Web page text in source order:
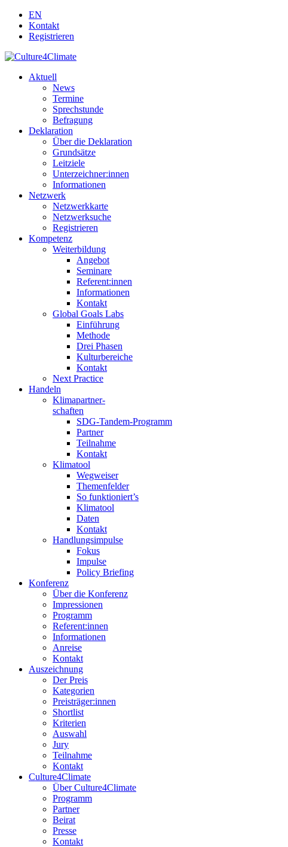
EN
Kontakt
Registrieren
Aktuell
News
Termine
Sprechstunde
Befragung
Deklaration
Über die Deklaration
Grundsätze
Leitziele
Unterzeichner:innen
Informationen
Netzwerk
Netzwerkkarte
Netzwerksuche
Registrieren
Kompetenz
Weiterbildung
Angebot
Seminare
Referent:innen
Informationen
Kontakt
Global Goals Labs
Einführung
Methode
Drei Phasen
Kulturbereiche
Kontakt
Next Practice
Handeln
Klimapartner-
schaften
SDG-Tandem-Programm
Partner
Teilnahme
Kontakt
Klimatool
Wegweiser
Themenfelder
So funktioniert’s
Klimatool
Daten
Kontakt
Handlungsimpulse
Fokus
Impulse
Policy Briefing
Konferenz
Über die Konferenz
Impressionen
Programm
Referent:innen
Informationen
Anreise
Kontakt
Auszeichnung
Der Preis
Kategorien
Preisträger:innen
Shortlist
Kriterien
Auswahl
Jury
Teilnahme
Kontakt
Culture4Climate
Über Culture4Climate
Programm
Partner
Beirat
Presse
Kontakt